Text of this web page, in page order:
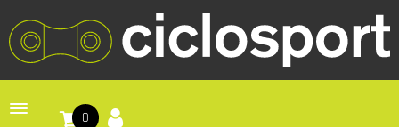
Toggle navigation
0